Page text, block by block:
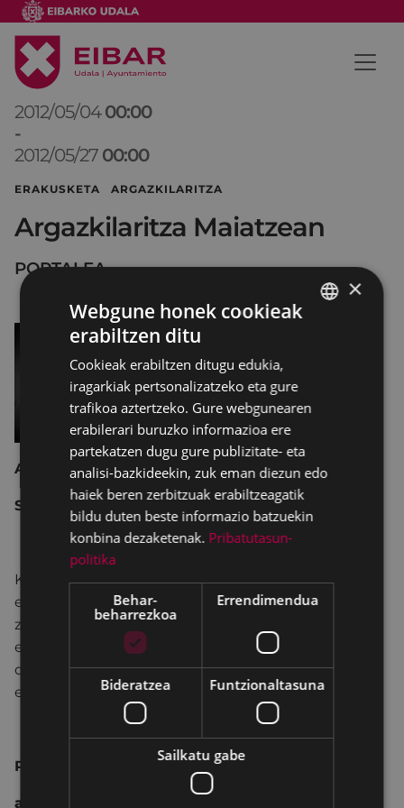
2012/05/0400:00
-
2012/05/27 00:00
ERAKUSKETA ARGAZKILARITZA
Argazkilaritza Maiatzean
PORTALEA
ALMA DE CUBA
Santos Moreno Villar
Kuban egin duen azken lana da, 2010eko irailean
eta urrian burututakoa. Aukera izan zuen bertan
zuzenean kubatarren bizikide izateko, euren
etxeetan egoteko eta hain xaloa eta eskuzabala
den herri horri egokitu zaion errealitatea bizi-tzeko
eta aurrez-aurre sentitzeko.
PORTALEko Erakusketa Aretoa
asteartea - igandea 18:30 - 20:30
×
Webgune honek cookieak
erabiltzen ditu
Cookieak erabiltzen ditugu edukia,
iragarkiak pertsonalizatzeko eta gure
trafikoa aztertzeko. Gure webgunearen
erabilerari buruzko informazioa ere
partekatzen dugu gure publizitate- eta
analisi-bazkideekin, zuk eman diezun edo
haiek beren zerbitzuak erabiltzeagatik
bildu duten beste informazio batzuekin
konbina dezaketenak. Pribatutasun-
politika
Behar-
beharrezkoa
Errendimendua
Bideratzea Funtzionaltasuna
Sailkatu gabe